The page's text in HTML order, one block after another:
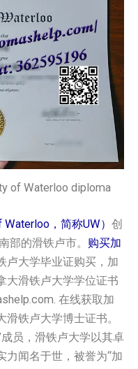
of Waterloo diploma
，简称UW） 创
部的滑铁卢市。 购买加
卢大学毕业证购买，加
大‌滑铁卢大学学位证书
在线获取加
铁卢大学博士证书。
员，滑铁卢大学以其卓
力闻名于世，被誉为“加